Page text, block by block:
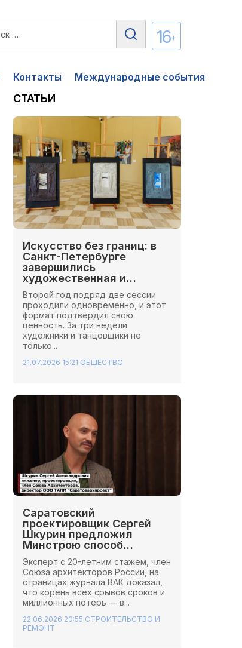
16+
Контакты
Международные события
СТАТЬИ
Искусство без границ: в
Санкт-Петербурге
завершились
художественная и
хореографическая сессии
Школы Иннопрактики.
Второй год подряд две сессии
проходили одновременно, и этот
формат подтвердил свою
ценность. За три недели
художники и танцовщики не
только...
21.07.2026 15:21 ОБЩЕСТВО
Саратовский
проектировщик Сергей
Шкурин предложил
Минстрою способ
сэкономить миллионы на
стройках
Эксперт с 20-летним стажем, член
Союза архитекторов России, на
страницах журнала ВАК доказал,
что корень всех срывов сроков и
миллионных потерь — в...
22.06.2026 20:55 СТРОИТЕЛЬСТВО И
РЕМОНТ